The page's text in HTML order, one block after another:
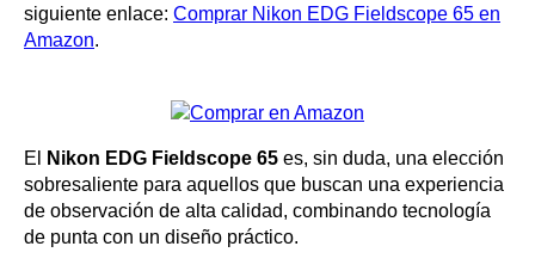
siguiente enlace: Comprar Nikon EDG Fieldscope 65 en
Amazon.
El Nikon EDG Fieldscope 65 es, sin duda, una elección
sobresaliente para aquellos que buscan una experiencia
de observación de alta calidad, combinando tecnología
de punta con un diseño práctico.